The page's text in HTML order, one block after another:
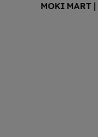
MOKI MART |